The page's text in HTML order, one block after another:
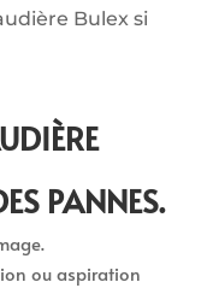
Bulex si
PANNES.
ou aspiration